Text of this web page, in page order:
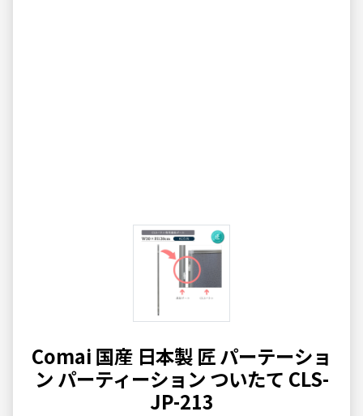
Comai 国産 日本製 匠 パーテーショ
ン パーティーション ついたて CLS-
JP-213